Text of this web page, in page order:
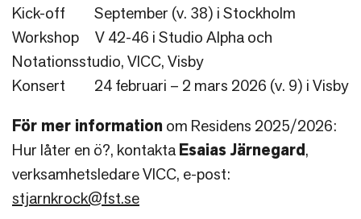
Kick-off September (v. 38) i Stockholm
Workshop V 42-46 i Studio Alpha och
Notationsstudio, VICC, Visby
Konsert 24 februari – 2 mars 2026 (v. 9) i Visby
För mer information om Residens 2025/2026:
Hur låter en ö?, kontaktaEsaias Järnegard,
verksamhetsledare VICC, e-post:
stjarnkrock@fst.se